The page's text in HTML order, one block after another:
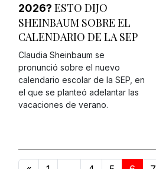
2026? ESTO DIJO
SHEINBAUM SOBRE EL
CALENDARIO DE LA SEP
Claudia Sheinbaum se
pronunció sobre el nuevo
calendario escolar de la SEP, en
el que se planteó adelantar las
vacaciones de verano.